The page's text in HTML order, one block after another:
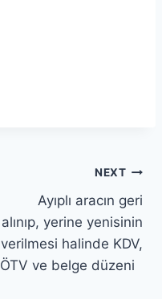
NEXT
Ayıplı aracın geri
alınıp, yerine yenisinin
verilmesi halinde KDV,
ÖTV ve belge düzeni